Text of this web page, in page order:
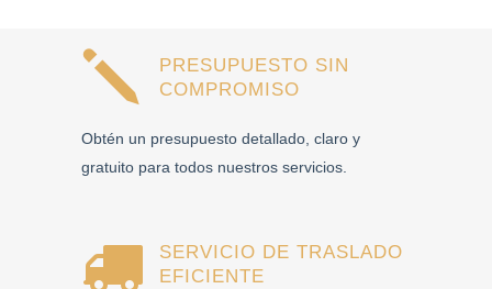
PRESUPUESTO SIN
COMPROMISO
Obtén un presupuesto detallado, claro y
gratuito para todos nuestros servicios.
SERVICIO DE TRASLADO
EFICIENTE